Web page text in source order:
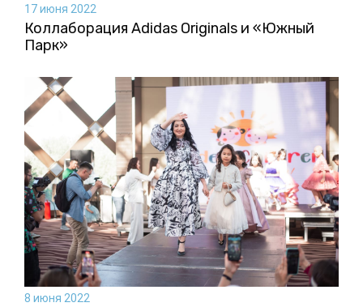
17 июня 2022
Коллаборация Аdidas Originals и «Южный
Парк»
8 июня 2022